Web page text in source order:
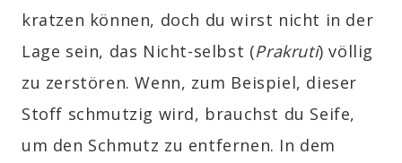
kratzen können, doch du wirst nicht in der
Lage sein, das Nicht-selbst (Prakruti) völlig
zu zerstören. Wenn, zum Beispiel, dieser
Stoff schmutzig wird, brauchst du Seife,
um den Schmutz zu entfernen. In dem